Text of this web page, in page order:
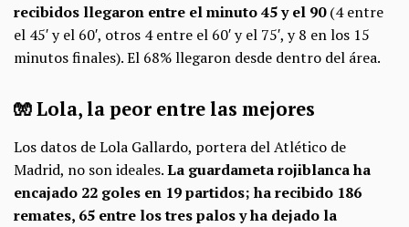
recibidos llegaron entre el minuto 45 y el 90(4 entre
el 45′ y el 60′, otros 4 entre el 60′ y el 75′, y 8 en los 15
minutos finales). El 68% llegaron desde dentro del área.
🧤 Lola, la peor entre las mejores
Los datos de Lola Gallardo, portera del Atlético de
Madrid, no son ideales.La guardameta rojiblanca ha
encajado 22 goles en 19 partidos; ha recibido 186
remates, 65 entre los tres palos y ha dejado la